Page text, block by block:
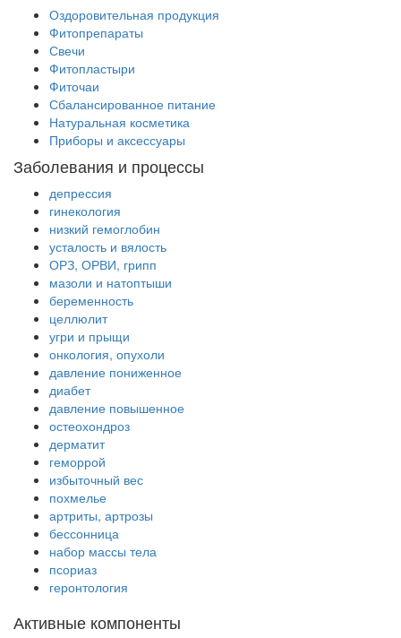
Оздоровительная продукция
Фитопрепараты
Свечи
Фитопластыри
Фиточаи
Сбалансированное питание
Натуральная косметика
Приборы и аксессуары
Заболевания и процессы
депрессия
гинекология
низкий гемоглобин
усталость и вялость
ОРЗ, ОРВИ, грипп
мазоли и натоптыши
беременность
целлюлит
угри и прыщи
онкология, опухоли
давление пониженное
диабет
давление повышенное
остеохондроз
дерматит
геморрой
избыточный вес
похмелье
артриты, артрозы
бессонница
набор массы тела
псориаз
геронтология
Активные компоненты